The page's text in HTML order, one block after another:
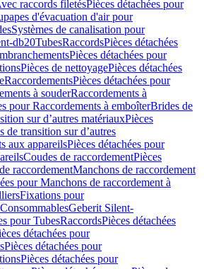
raccords filetésPièces détachées pour
d'évacuation d'air pour
Systèmes de canalisation pour
db20TubesRaccordsPièces détachées
Pièces détachées pour
Pièces de nettoyagePièces détachées
RaccordementsPièces détachées pour
à souderRaccordements à
pour Raccordements à emboîterBrides de
sur d’autres matériauxPièces
de transition sur d’autres
aux appareilsPièces détachées pour
Coudes de raccordementPièces
raccordementManchons de raccordement
pour Manchons de raccordement à
Fixations pour
ConsommablesGeberit Silent-
pour TubesRaccordsPièces détachées
détachées pour
Pièces détachées pour
Pièces détachées pour